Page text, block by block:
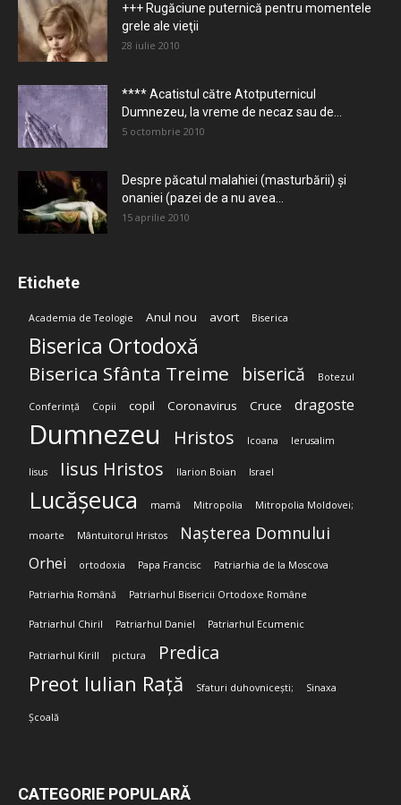
+++ Rugăciune puternică pentru momentele
grele ale vieţii
28 iulie 2010
**** Acatistul către Atotputernicul
Dumnezeu, la vreme de necaz sau de...
5 octombrie 2010
Despre păcatul malahiei (masturbării) şi
onaniei (pazei de a nu avea...
15 aprilie 2010
Etichete
Academia de Teologie Anul nou avort Biserica
Biserica Ortodoxă
Biserica Sfânta Treime biserică Botezul
Conferință Copii copil Coronavirus Cruce dragoste
Dumnezeu Hristos Icoana Ierusalim
Iisus Iisus Hristos Ilarion Boian Israel
Lucășeuca mamă Mitropolia Mitropolia Moldovei;
moarte Mântuitorul Hristos Nașterea Domnului
Orhei ortodoxia Papa Francisc Patriarhia de la Moscova
Patriarhia Română Patriarhul Bisericii Ortodoxe Române
Patriarhul Chiril Patriarhul Daniel Patriarhul Ecumenic
Patriarhul Kirill pictura Predica
Preot Iulian Rață Sfaturi duhovnicești; Sinaxa
Școală
CATEGORIE POPULARĂ